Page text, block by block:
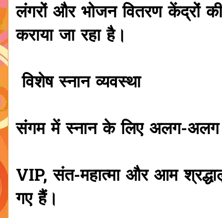
लंगरों और भोजन वितरण केंद्रों
कराया जा रहा है।
विशेष स्नान व्यवस्था
संगम में स्नान के लिए अलग-अलग
VIP, संत-महात्मा और आम
गए हैं।